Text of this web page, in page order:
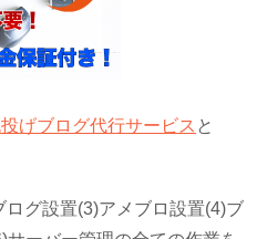
げブログ代行サービス と
グ設置(3)アメブロ設置(4)ブ